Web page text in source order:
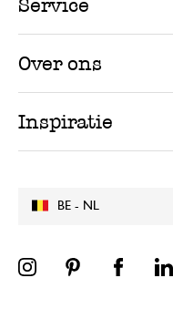
BE - NL
Service
Over ons
Inspiratie